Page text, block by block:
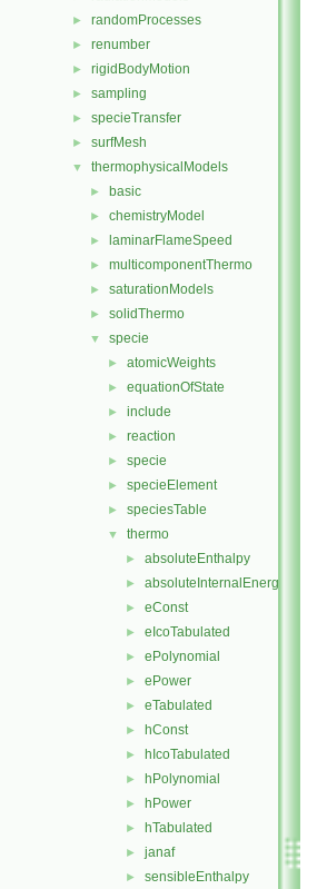
► randomProcesses
► renumber
► rigidBodyMotion
► sampling
► specieTransfer
► surfMesh
▼ thermophysicalModels
► basic
► chemistryModel
► laminarFlameSpeed
► multicomponentThermo
► saturationModels
► solidThermo
▼ specie
► atomicWeights
► equationOfState
► include
► reaction
► specie
► specieElement
► speciesTable
▼ thermo
► absoluteEnthalpy
► absoluteInternalEnergy
► eConst
► eIcoTabulated
► ePolynomial
► ePower
► eTabulated
► hConst
► hIcoTabulated
► hPolynomial
► hPower
► hTabulated
► janaf
► sensibleEnthalpy